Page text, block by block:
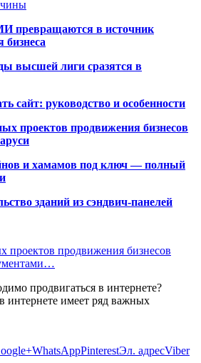
превращаются в источник
бизнеса
высшей лиги сразятся в
сайт: руководство и особенности
проектов продвижения бизнесов
и хамамов под ключ — полный
зданий из сэндвич-панелей
проектов продвижения бизнесов
продвигаться в интернете?
интернете имеет ряд важных
WhatsAppPinterestЭл. адресViber